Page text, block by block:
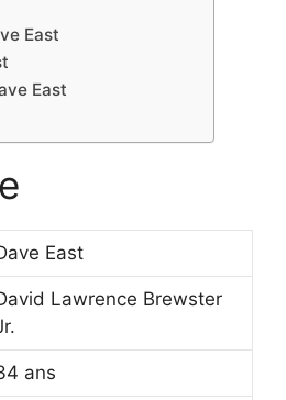
East
East
East
Lawrence Brewster
ans